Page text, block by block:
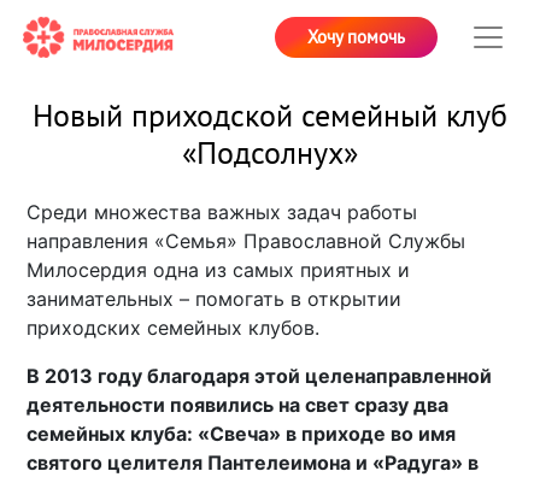
Хочу помочь
Новый приходской семейный клуб
«Подсолнух»
Среди множества важных задач работы
направления «Семья» Православной Службы
Милосердия одна из самых приятных и
занимательных – помогать в открытии
приходских семейных клубов.
В 2013 году благодаря этой целенаправленной
деятельности появились на свет сразу два
семейных клуба: «Свеча» в приходе во имя
святого целителя Пантелеимона и «Радуга» в